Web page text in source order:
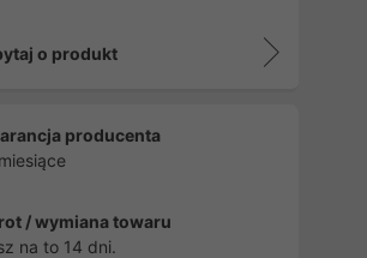
o produkt
producenta
/ wymiana towaru
na to 14 dni.